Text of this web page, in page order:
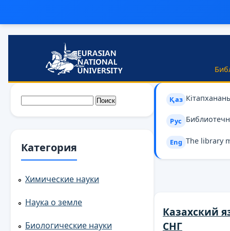
Перейти к основному содержанию
Қаз
Рус
Eng The library
Казахский
СНГ
Форма поиска
Поиск
Категория
Химические науки
Наука о земле
Биологические науки